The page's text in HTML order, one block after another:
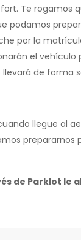
Te rogamos
podamos
por la
el
de forma
llegue al
prepararnos
de Parklot le